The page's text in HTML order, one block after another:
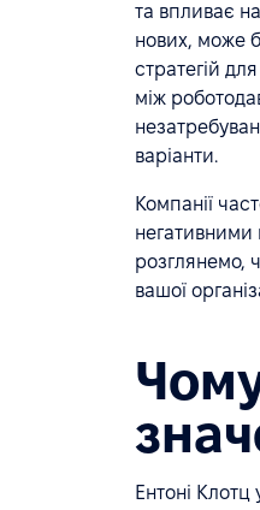
та впливає
нових, може
стратегій
між
варіанти.
Компанії
негативними
розглянемо,
вашої
Ентоні